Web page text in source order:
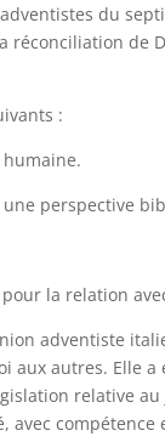
du
de
:
perspective
la relation
adventiste
autres. Elle
relative
avec